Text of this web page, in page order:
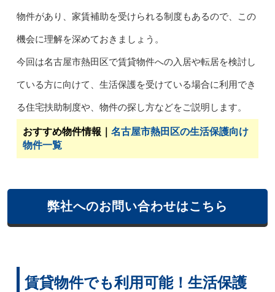
物件があり、家賃補助を受けられる制度もあるので、この
機会に理解を深めておきましょう。
今回は名古屋市熱田区で賃貸物件への入居や転居を検討し
ている方に向けて、生活保護を受けている場合に利用でき
る住宅扶助制度や、物件の探し方などをご説明します。
おすすめ物件情報｜ 名古屋市熱田区の生活保護向け
物件一覧
弊社へのお問い合わせはこちら
賃貸物件でも利用可能！生活保護